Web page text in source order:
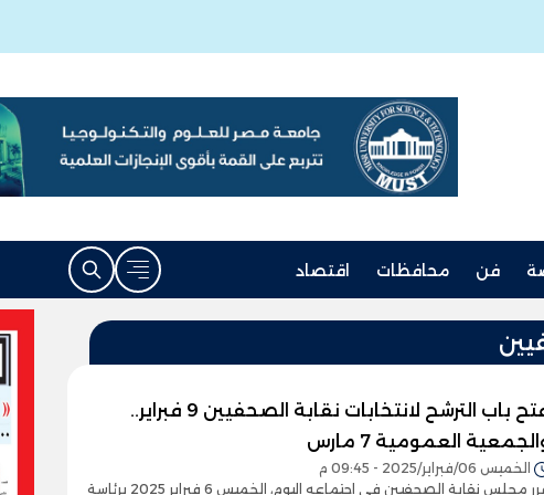
فن محافظات اقتصاد
فتح باب الترشح لانتخابات نقابة الصحفيين 9 فبراير..
العمومية 7 مارس
الخميس 06/فبراير/2025 - 09:45 م
قرر مجلس نقابة الصحفيين في اجتماعه اليوم، الخميس 6 فبراير 2025 برئاسة